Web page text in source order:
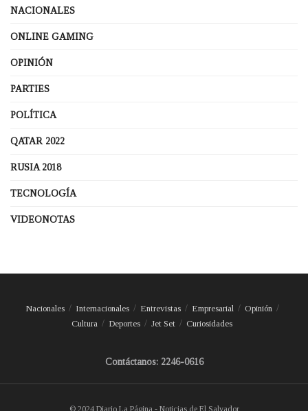
NACIONALES
ONLINE GAMING
OPINIÓN
PARTIES
POLÍTICA
QATAR 2022
RUSIA 2018
TECNOLOGÍA
VIDEONOTAS
Nacionales Internacionales Entrevistas Empresarial
Opinión
Cultura
Deportes Jet Set Curiosidades
Contáctanos: 2246-0616
© 2024 Diario La Página - Noticias de El Salvador